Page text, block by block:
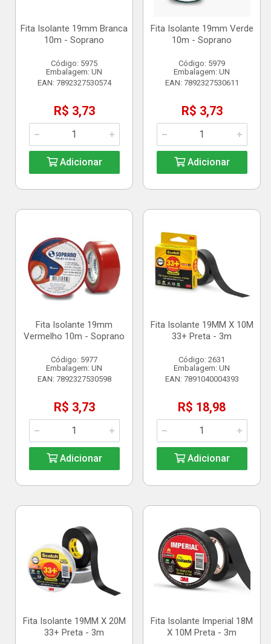
Fita Isolante 19mm Branca
10m - Soprano
Código: 5975
Embalagem: UN
EAN: 7892327530574
R$ 3,73
Adicionar
Fita Isolante 19mm Verde
10m - Soprano
Código: 5979
Embalagem: UN
EAN: 7892327530611
R$ 3,73
Adicionar
Fita Isolante 19mm
Vermelho 10m - Soprano
Código: 5977
Embalagem: UN
EAN: 7892327530598
R$ 3,73
Adicionar
Fita Isolante 19MM X 10M
33+ Preta - 3m
Código: 2631
Embalagem: UN
EAN: 7891040004393
R$ 18,98
Adicionar
Fita Isolante 19MM X 20M
33+ Preta - 3m
Fita Isolante Imperial 18M
X 10M Preta - 3m